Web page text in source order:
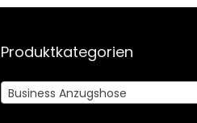
Produktkategorien
Business Anzugshose